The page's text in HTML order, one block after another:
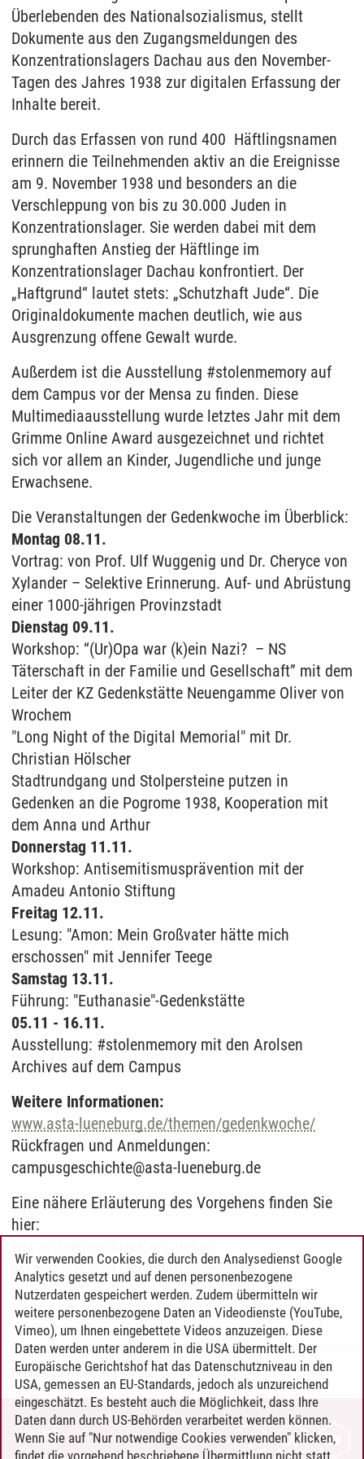
Überlebenden des Nationalsozialismus, stellt
Dokumente aus den Zugangsmeldungen des
Konzentrationslagers Dachau aus den November-
Tagen des Jahres 1938 zur digitalen Erfassung der
Inhalte bereit.
Durch das Erfassen von rund 400 Häftlingsnamen
erinnern die Teilnehmenden aktiv an die Ereignisse
am 9. November 1938 und besonders an die
Verschleppung von bis zu 30.000 Juden in
Konzentrationslager. Sie werden dabei mit dem
sprunghaften Anstieg der Häftlinge im
Konzentrationslager Dachau konfrontiert. Der
„Haftgrund“ lautet stets: „Schutzhaft Jude“. Die
Originaldokumente machen deutlich, wie aus
Ausgrenzung offene Gewalt wurde.
Außerdem ist die Ausstellung #stolenmemory auf
dem Campus vor der Mensa zu finden. Diese
Multimediaausstellung wurde letztes Jahr mit dem
Grimme Online Award ausgezeichnet und richtet
sich vor allem an Kinder, Jugendliche und junge
Erwachsene.
Die Veranstaltungen der Gedenkwoche im Überblick:
Montag 08.11.
Vortrag: von Prof. Ulf Wuggenig und Dr. Cheryce von
Xylander – Selektive Erinnerung. Auf- und Abrüstung
einer 1000-jährigen Provinzstadt
Dienstag 09.11.
Workshop: “(Ur)Opa war (k)ein Nazi? – NS
Täterschaft in der Familie und Gesellschaft” mit dem
Leiter der KZ Gedenkstätte Neuengamme Oliver von
Wrochem
"Long Night of the Digital Memorial" mit Dr.
Christian Hölscher
Stadtrundgang und Stolpersteine putzen in
Gedenken an die Pogrome 1938, Kooperation mit
dem Anna und Arthur
Donnerstag 11.11.
Workshop: Antisemitismusprävention mit der
Amadeu Antonio Stiftung
Freitag 12.11.
Lesung: "Amon: Mein Großvater hätte mich
erschossen" mit Jennifer Teege
Samstag 13.11.
Führung: "Euthanasie"-Gedenkstätte
05.11 - 16.11.
Ausstellung: #stolenmemory mit den Arolsen
Archives auf dem Campus
Weitere Informationen:
www.asta-lueneburg.de/themen/gedenkwoche/
Rückfragen und Anmeldungen:
campusgeschichte@asta-lueneburg.de
Eine nähere Erläuterung des Vorgehens finden Sie
hier:
everynamecounts/behindthescenes/
Henning Zühlsdorff/03.11.2021
KONTAKT
Wir verwenden Cookies, die durch den Analysedienst Google
Analytics gesetzt und auf denen personenbezogene
Nutzerdaten gespeichert werden. Zudem übermitteln wir
weitere personenbezogene Daten an Videodienste (YouTube,
Vimeo), um Ihnen eingebettete Videos anzuzeigen. Diese
Daten werden unter anderem in die USA übermittelt. Der
Europäische Gerichtshof hat das Datenschutzniveau in den
USA, gemessen an EU-Standards, jedoch als unzureichend
eingeschätzt. Es besteht auch die Möglichkeit, dass Ihre
Daten dann durch US-Behörden verarbeitet werden können.
Wenn Sie auf "Nur notwendige Cookies verwenden" klicken,
findet die vorgehend beschriebene Übermittlung nicht statt.